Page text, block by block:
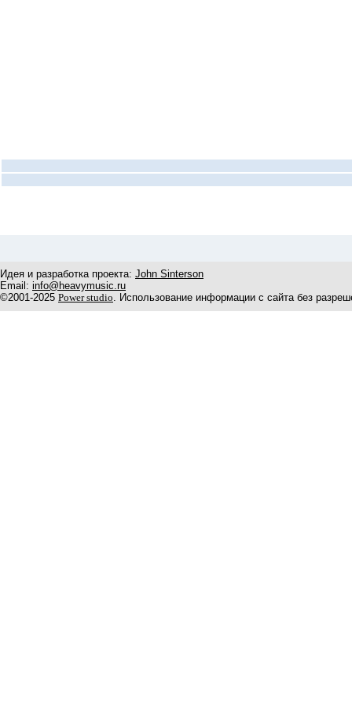
Идея и разработка проекта: John Sinterson
Email: info@heavymusic.ru
©2001-2025 Power studio. Использование информации с сайта без